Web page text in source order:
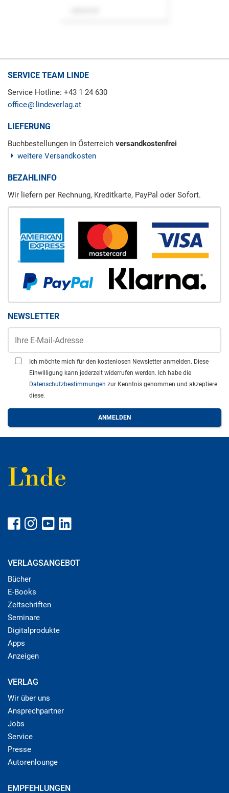
SERVICE TEAM LINDE
Service Hotline: +43 1 24 630
office
lindeverlag.at
LIEFERUNG
Buchbestellungen in Österreich versandkostenfrei
weitere Versandkosten
BEZAHLINFO
Wir liefern per Rechnung, Kreditkarte, PayPal oder Sofort.
NEWSLETTER
Ich möchte mich für den kostenlosen Newsletter anmelden. Diese
Einwilligung kann jederzeit widerrufen werden. Ich habe die
Datenschutzbestimmungen zur Kenntnis genommen und akzeptiere
diese.
VERLAGSANGEBOT
Bücher
E-Books
Zeitschriften
Seminare
Digitalprodukte
Apps
Anzeigen
VERLAG
Wir über uns
Ansprechpartner
Jobs
Service
Presse
Autorenlounge
EMPFEHLUNGEN